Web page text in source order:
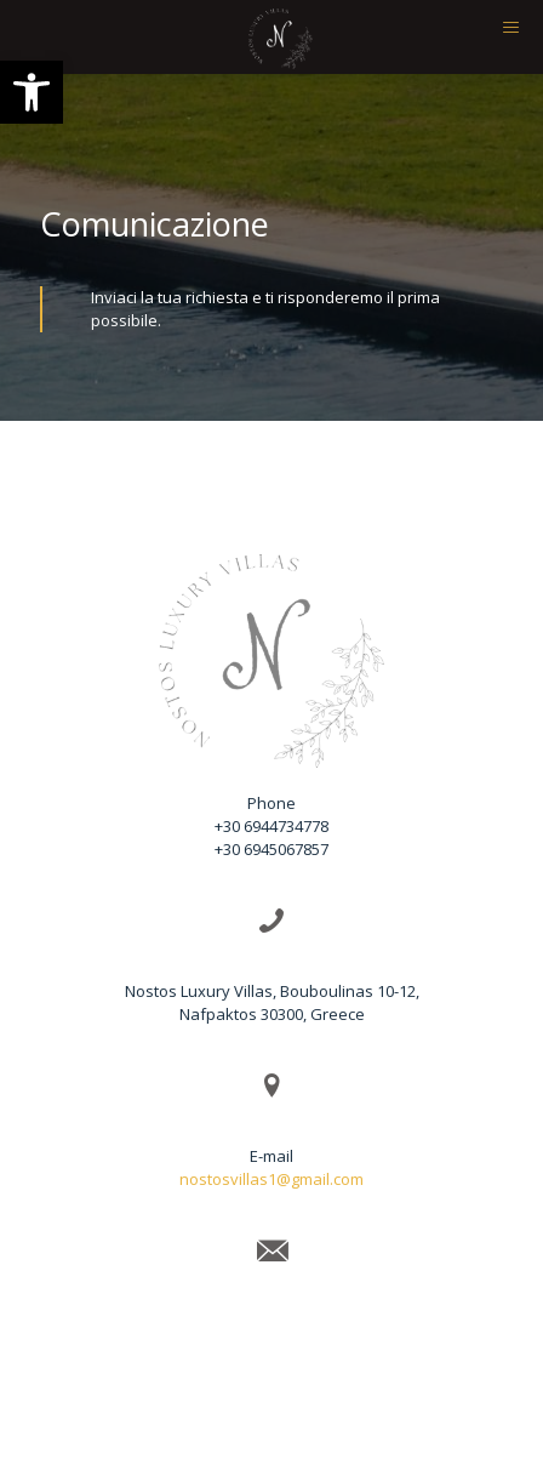
Open toolbar
Comunicazione
Inviaci la tua richiesta e ti risponderemo il prima
possibile.
Phone
+30 6944734778
+30 6945067857
Nostos Luxury Villas, Bouboulinas 10-12,
Nafpaktos 30300, Greece
E-mail
nostosvillas1@gmail.com